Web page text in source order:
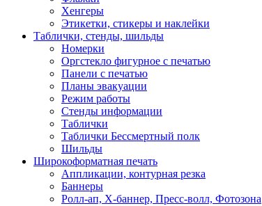
Хенгеры
Этикетки, стикеры и наклейки
Таблички, стенды, шильды
Номерки
Оргстекло фигурное с печатью
Панели с печатью
Планы эвакуации
Режим работы
Стенды информации
Таблички
Таблички Бессмертный полк
Шильды
Широкоформатная печать
Аппликации, контурная резка
Баннеры
Ролл-ап, X-баннер, Пресс-волл, Фотозона